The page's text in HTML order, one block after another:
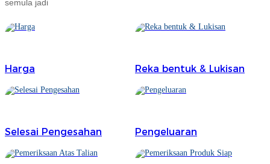
Shona
Slovenščina
semula jadi
Harga Reka bentuk & Lukisan
Selesai Pengesahan Pengeluaran